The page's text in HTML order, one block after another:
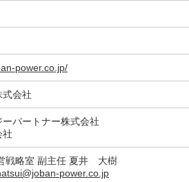
power.co.jp/
式会社
パートナー株式会社
社
戦略室 副主任 夏井 大樹
power.co.jp